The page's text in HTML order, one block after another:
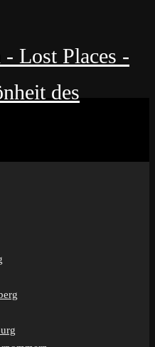
Lost Places -
des